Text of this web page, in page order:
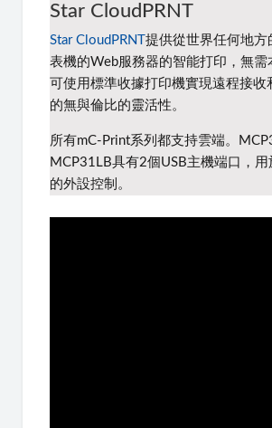
Star CloudPRNT
Star CloudPRNT 提供從世界任何地方
表機的Web服務器的智能打印，無需
可使用標準收據打印機實現遠程接收
的無與倫比的靈活性。
所有mC-Print系列都支持雲端。
MCP31LB具有2個USB主機端口，
的外設控制。